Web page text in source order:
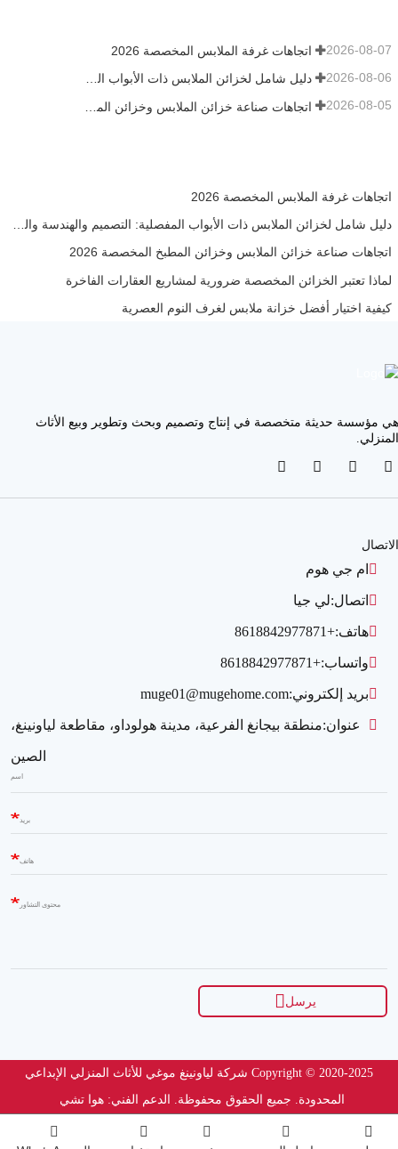
اتجاهات غرفة الملابس المخصصة 2026 2026-08-07
دليل شامل لخزائن الملابس ذات الأبواب المفصلية: التصميم والهندسة والمشتريات بين الشركات 2026-08-06
2026-08-05
اتجاهات غرفة الملابس المخصصة 2026
اتجاهات صناعة خزائن الملابس وخزائن المطبخ المخصصة 2026
لماذا تعتبر الخزائن المخصصة ضرورية لمشاريع العقارات الفاخرة
كيفية اختيار أفضل خزانة ملابس لغرف النوم العصرية
هي مؤسسة حديثة متخصصة في إنتاج وتصميم وبحث وتطوير وبيع الأثاث
المنزلي.
الاتصال
ام جي هوم
اتصال:لي جيا
هاتف:+8618842977871
واتساب:+8618842977871
بريد إلكتروني:muge01@mugehome.com
عنوان:منطقة بيجانغ الفرعية، مدينة هولوداو، مقاطعة لياونينغ،
الصين
اسم
بريد
هاتف
محتوى التشاور
يرسل
Copyright © 2020-2025 شركة لياونينغ موغي للأثاث المنزلي الإبداعي
المحدودة. جميع الحقوق محفوظة.
الدعم الفني: هوا تشي